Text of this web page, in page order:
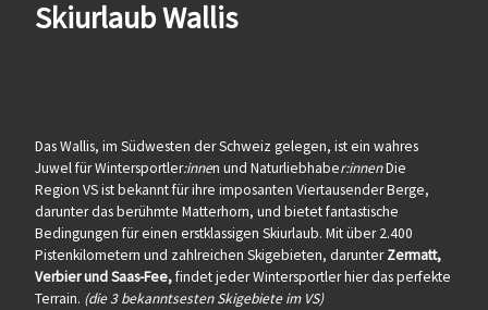
Skiurlaub Wallis
Das Wallis, im Südwesten der Schweiz gelegen, ist ein wahres
Juwel für Wintersportler:innen und Naturliebhaber:innenDie
Region VS ist bekannt für ihre imposanten Viertausender Berge,
darunter das berühmte Matterhorn, und bietet fantastische
Bedingungen für einen erstklassigen Skiurlaub. Mit über 2.400
Pistenkilometern und zahlreichen Skigebieten, darunterZermatt,
Verbier und Saas-Fee,findet jeder Wintersportler hier das perfekte
Terrain. (die 3 bekanntsesten Skigebiete im VS)